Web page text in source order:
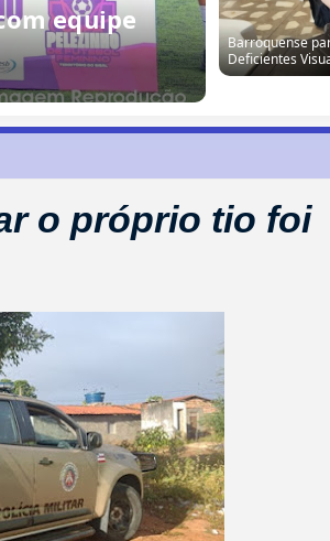
equipe
Barroquense
Deficientes
o próprio tio foi